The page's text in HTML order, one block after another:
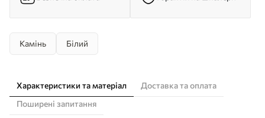
Камінь Білий
Характеристики та матеріал
Доставка та оплата
Поширені запитання